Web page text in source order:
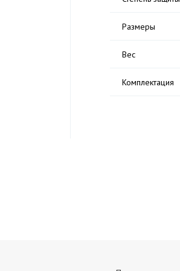
Размеры
Вес
Комплектация